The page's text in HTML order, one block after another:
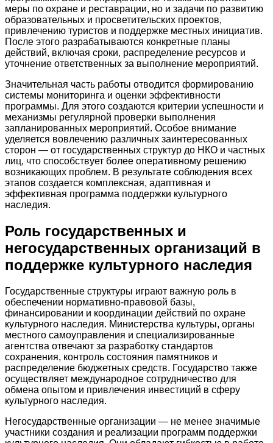
меры по охране и реставрации, но и задачи по развитию
образовательных и просветительских проектов,
привлечению туристов и поддержке местных инициатив.
После этого разрабатываются конкретные планы
действий, включая сроки, распределение ресурсов и
уточнение ответственных за выполнение мероприятий.
Значительная часть работы отводится формированию
системы мониторинга и оценки эффективности
программы. Для этого создаются критерии успешности и
механизмы регулярной проверки выполнения
запланированных мероприятий. Особое внимание
уделяется вовлечению различных заинтересованных
сторон — от государственных структур до НКО и частных
лиц, что способствует более оперативному решению
возникающих проблем. В результате соблюдения всех
этапов создается комплексная, адаптивная и
эффективная программа поддержки культурного
наследия.
Роль государственных и
негосударственных организаций в
поддержке культурного наследия
Государственные структуры играют важную роль в
обеспечении нормативно-правовой базы,
финансировании и координации действий по охране
культурного наследия. Министерства культуры, органы
местного самоуправления и специализированные
агентства отвечают за разработку стандартов
сохранения, контроль состояния памятников и
распределение бюджетных средств. Государство также
осуществляет международное сотрудничество для
обмена опытом и привлечения инвестиций в сферу
культурного наследия.
Негосударственные организации — не менее значимые
участники создания и реализации программ поддержки